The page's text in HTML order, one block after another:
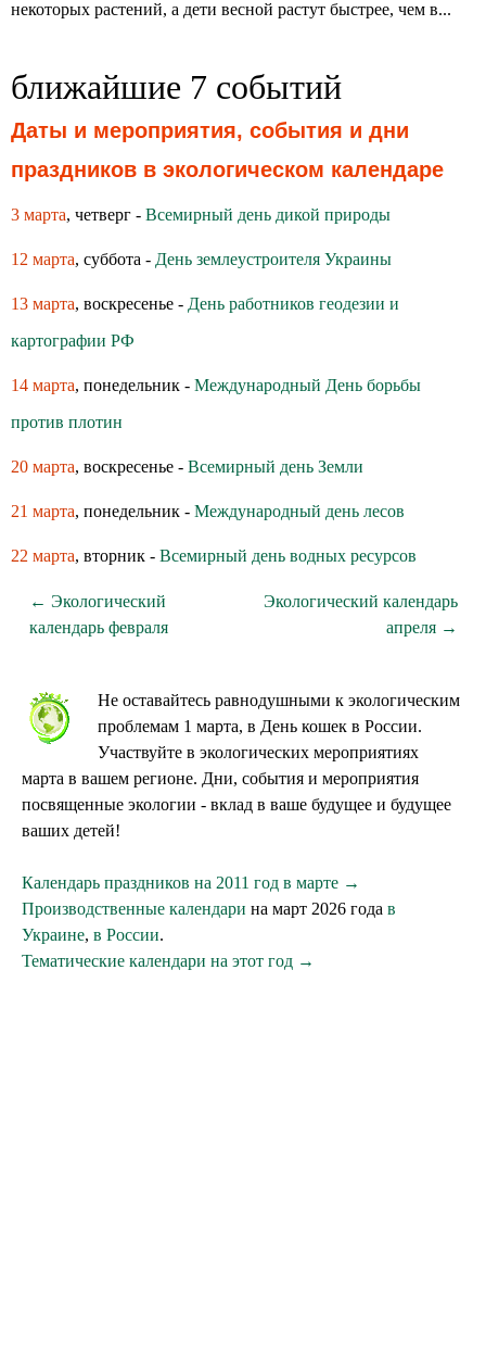
некоторых растений, а дети весной растут быстрее, чем в...
ближайшие 7 событий
Даты и мероприятия, события и дни
праздников в экологическом календаре
3 марта, четверг - Всемирный день дикой природы
12 марта, суббота - День землеустроителя Украины
13 марта, воскресенье - День работников геодезии и
картографии РФ
14 марта, понедельник - Международный День борьбы
против плотин
20 марта, воскресенье - Всемирный день Земли
21 марта, понедельник - Международный день лесов
22 марта, вторник - Всемирный день водных ресурсов
← Экологический
календарь февраля
Экологический календарь
апреля →
Не оставайтесь равнодушными к экологическим
проблемам 1 марта, в День кошек в России.
Участвуйте в экологических мероприятиях
марта в вашем регионе. Дни, события и мероприятия
посвященные экологии - вклад в ваше будущее и будущее
ваших детей!
Календарь праздников на 2011 год в марте →
Производственные календари на март 2026 года в
Украине, в России.
Тематические календари на этот год →